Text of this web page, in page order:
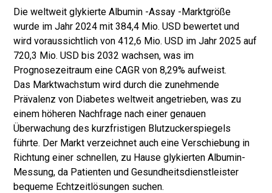
Die weltweit glykierte Albumin -Assay -Marktgröße
wurde im Jahr 2024 mit 384,4 Mio. USD bewertet und
wird voraussichtlich von 412,6 Mio. USD im Jahr 2025 auf
720,3 Mio. USD bis 2032 wachsen, was im
Prognosezeitraum eine CAGR von 8,29% aufweist.
Das Marktwachstum wird durch die zunehmende
Prävalenz von Diabetes weltweit angetrieben, was zu
einem höheren Nachfrage nach einer genauen
Überwachung des kurzfristigen Blutzuckerspiegels
führte. Der Markt verzeichnet auch eine Verschiebung in
Richtung einer schnellen, zu Hause glykierten Albumin-
Messung, da Patienten und Gesundheitsdienstleister
bequeme Echtzeitlösungen suchen.